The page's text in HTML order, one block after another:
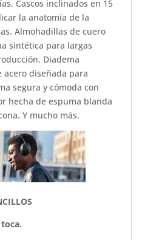
Cascos inclinados en 15
la anatomía de la
Almohadillas de cuero
sintética para largas
Diadema
acero diseñada para
segura y cómoda con
hecha de espuma blanda
Y mucho más.